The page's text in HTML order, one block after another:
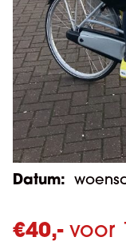
Datum:
€40,-voor